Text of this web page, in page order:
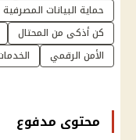
حماية البيانات المصرفية
كن أذكى من المحتال
الأمن الرقمي
محتوى مدفوع